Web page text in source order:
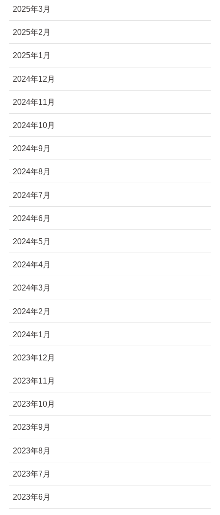
2025年3月
2025年2月
2025年1月
2024年12月
2024年11月
2024年10月
2024年9月
2024年8月
2024年7月
2024年6月
2024年5月
2024年4月
2024年3月
2024年2月
2024年1月
2023年12月
2023年11月
2023年10月
2023年9月
2023年8月
2023年7月
2023年6月